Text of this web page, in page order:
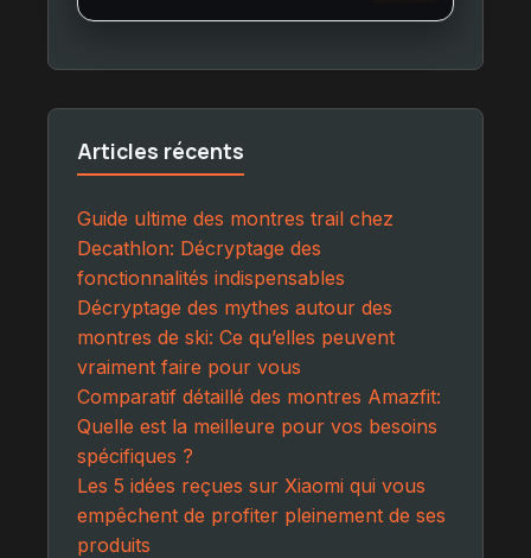
Articles récents
Guide ultime des montres trail chez
Decathlon: Décryptage des
fonctionnalités indispensables
Décryptage des mythes autour des
montres de ski: Ce qu’elles peuvent
vraiment faire pour vous
Comparatif détaillé des montres Amazfit:
Quelle est la meilleure pour vos besoins
spécifiques ?
Les 5 idées reçues sur Xiaomi qui vous
empêchent de profiter pleinement de ses
produits